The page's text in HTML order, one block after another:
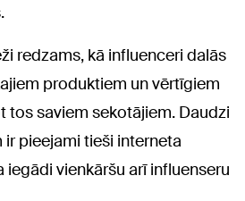
redzams, kā influenceri dalās
produktiem un vērtīgiem
tos saviem sekotājiem. Daudzi
pieejami tieši interneta
iegādi vienkāršu arī influenseru